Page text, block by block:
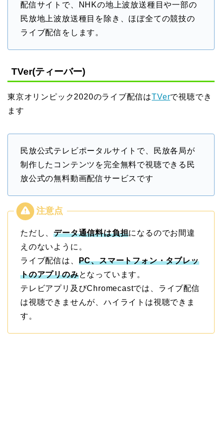
配信サイトで、NHKの地上波放送種目や一部の
民放地上波放送種目を除き、ほぼ全ての競技の
ライブ配信をします。
TVer(ティーバー)
東京オリンピック2020のライブ配信はTVerで視聴でき
ます
民放公式テレビポータルサイトで、民放各局が
制作したコンテンツを完全無料で視聴できる民
放公式の無料動画配信サービスです
ただし、データ通信料は負担になるのでお間違
えのないように。
ライブ配信は、 PC、スマートフォン・タブレッ
トのアプリのみとなっています。
テレビアプリ及びChromecastでは、ライブ配信
は視聴できませんが、ハイライトは視聴できま
す。